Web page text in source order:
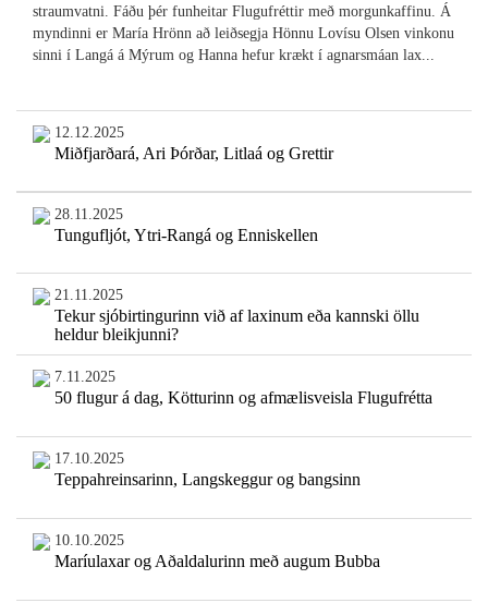
straumvatni. Fáðu þér funheitar Flugufréttir með morgunkaffinu. Á
myndinni er María Hrönn að leiðsegja Hönnu Lovísu Olsen vinkonu
sinni í Langá á Mýrum og Hanna hefur krækt í agnarsmáan lax...
12.12.2025
Miðfjarðará, Ari Þórðar, Litlaá og Grettir
28.11.2025
Tungufljót, Ytri-Rangá og Enniskellen
21.11.2025
Tekur sjóbirtingurinn við af laxinum eða kannski öllu
heldur bleikjunni?
7.11.2025
50 flugur á dag, Kötturinn og afmælisveisla Flugufrétta
17.10.2025
Teppahreinsarinn, Langskeggur og bangsinn
10.10.2025
Maríulaxar og Aðaldalurinn með augum Bubba